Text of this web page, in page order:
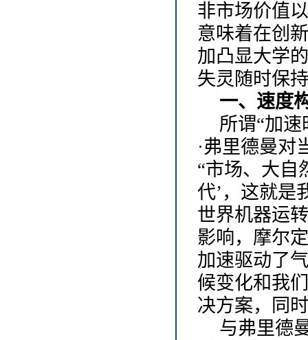
非市场价值
意味着在创
加凸显大学
失灵随时保
一、速度
所谓“加速
·弗里德曼对
“市场、大自
代’，这就是
世界机器运
影响，摩尔
加速驱动了
候变化和我
决方案，同
与弗里德